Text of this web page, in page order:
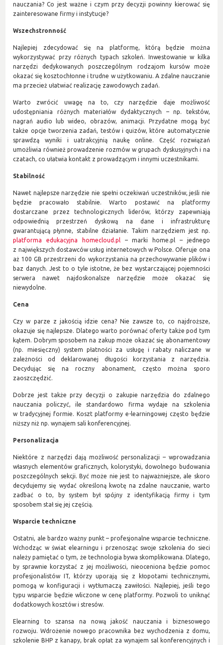
nauczania? Co jest ważne i czym przy decyzji powinny kierować się
zainteresowane firmy i instytucje?
Wszechstronność
Najlepiej zdecydować się na platformę, którą będzie można
wykorzystywać przy różnych typach szkoleń. Inwestowanie w kilka
narzędzi dedykowanych poszczególnym rodzajom kursów może
okazać się kosztochłonne i trudne w użytkowaniu. A zdalne nauczanie
ma przecież ułatwiać realizację zawodowych zadań.
Warto zwrócić uwagę na to, czy narzędzie daje możliwość
udostępniania różnych materiałów dydaktycznych – np. tekstów,
nagrań audio lub wideo, obrazów, animacji. Przydatne mogą być
także opcje tworzenia zadań, testów i quizów, które automatycznie
sprawdzą wyniki i uatrakcyjnią naukę online. Część rozwiązań
umożliwia również prowadzenie rozmów w grupach dyskusyjnych i na
czatach, co ułatwia kontakt z prowadzącym i innymi uczestnikami.
Stabilność
Nawet najlepsze narzędzie nie spełni oczekiwań uczestników, jeśli nie
będzie pracowało stabilnie. Warto postawić na platformy
dostarczane przez technologicznych liderów, którzy zapewniają
odpowiednią przestrzeń dyskową na dane i infrastrukturę
gwarantującą płynne, stabilne działanie. Takim narzędziem jest np.
platforma edukacyjna homecloud.pl– marki home.pl – jednego
z największych dostawców usług internetowych w Polsce. Oferuje ona
aż 100 GB przestrzeni do wykorzystania na przechowywanie plików i
baz danych. Jest to o tyle istotne, że bez wystarczającej pojemności
serwera nawet najdoskonalsze narzędzie może okazać się
niewydolne.
Cena
Czy w parze z jakością idzie cena? Nie zawsze to, co najdroższe,
okazuje się najlepsze. Dlatego warto porównać oferty także pod tym
kątem. Dobrym sposobem na zakup może okazać się abonamentowy
(np. miesięczny) system płatności za usługę i rabaty naliczane w
zależności od deklarowanej długości korzystania z narzędzia.
Decydując się na roczny abonament, często można sporo
zaoszczędzić.
Dobrze jest także przy decyzji o zakupie narzędzia do zdalnego
nauczania policzyć, ile standardowo firma wydaje na szkolenia
w tradycyjnej formie. Koszt platformy e-learningowej często będzie
niższy niż np. wynajem sali konferencyjnej.
Personalizacja
Niektóre z narzędzi dają możliwość personalizacji – wprowadzania
własnych elementów graficznych, kolorystyki, dowolnego budowania
poszczególnych sekcji. Być może nie jest to najważniejsze, ale skoro
decydujemy się wydać określoną kwotę na zdalne nauczanie, warto
zadbać o to, by system był spójny z identyfikacją firmy i tym
sposobem stał się jej częścią.
Wsparcie techniczne
Ostatni, ale bardzo ważny punkt – profesjonalne wsparcie techniczne.
Wchodząc w świat elearningu i przenosząc swoje szkolenia do sieci
należy pamiętać o tym, że technologia bywa skomplikowana. Dlatego,
by sprawnie korzystać z jej możliwości, nieoceniona będzie pomoc
profesjonalistów IT, którzy uporają się z kłopotami technicznymi,
pomogą w konfiguracji i wytłumaczą zawiłości. Najlepiej, jeśli tego
typu wsparcie będzie wliczone w cenę platformy. Pozwoli to uniknąć
dodatkowych kosztów i stresów.
Elearning to szansa na nową jakość nauczania i biznesowego
rozwoju. Wdrożenie nowego pracownika bez wychodzenia z domu,
szkolenie BHP z kanapy, brak opłat za wynajem sal konferencyjnych i